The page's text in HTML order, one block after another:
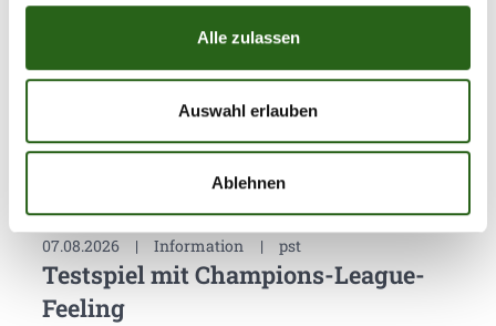
Alle zulassen
Auswahl erlauben
Ablehnen
Weitere News
07.08.2026 | Information | pst
Testspiel mit Champions-League-
Feeling